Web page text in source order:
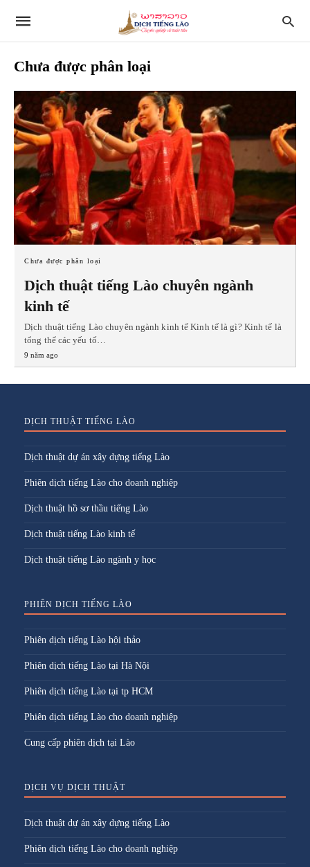
Chưa được phân loại
Chưa được phân loại
Dịch thuật tiếng Lào chuyên ngành
kinh tế
Dịch thuật tiếng Lào chuyên ngành kinh tế Kinh tế là gì? Kinh tế là
tổng thể các yếu tố…
9 năm ago
DỊCH THUẬT TIẾNG LÀO
Dịch thuật dự án xây dựng tiếng Lào
Phiên dịch tiếng Lào cho doanh nghiệp
Dịch thuật hồ sơ thầu tiếng Lào
Dịch thuật tiếng Lào kinh tế
Dịch thuật tiếng Lào ngành y học
PHIÊN DỊCH TIẾNG LÀO
Phiên dịch tiếng Lào hội thảo
Phiên dịch tiếng Lào tại Hà Nội
Phiên dịch tiếng Lào tại tp HCM
Phiên dịch tiếng Lào cho doanh nghiệp
Cung cấp phiên dịch tại Lào
DỊCH VỤ DỊCH THUẬT
Dịch thuật dự án xây dựng tiếng Lào
Phiên dịch tiếng Lào cho doanh nghiệp